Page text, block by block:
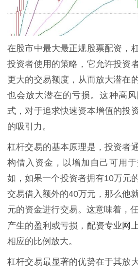
在股市中最大最正规股票配资，
投资者使用的策略，它允许投资
更大的交易额度，从而放大潜在
也会放大潜在的亏损。这种高
式，对于追求快速资本增值的投
的吸引力。
杠杆交易的基本原理是，投资者
构借入资金，以增加自己可用
如，如果一个投资者拥有10万元
交易借入额外的40万元，那么他
元的资金进行交易。这意味着，
产生的盈利或亏损， 配资专业网
相应的比例放大。
杠杆交易最显著的优势在于其放